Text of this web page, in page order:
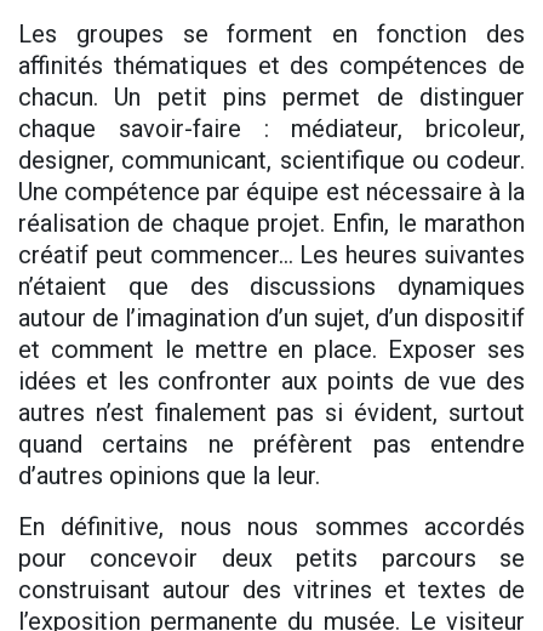
Les groupes se forment en fonction des
affinités thématiques et des compétences de
chacun. Un petit pins permet de distinguer
chaque savoir-faire : médiateur, bricoleur,
designer, communicant, scientifique ou codeur.
Une compétence par équipe est nécessaire à la
réalisation de chaque projet. Enfin, le marathon
créatif peut commencer... Les heures suivantes
n’étaient que des discussions dynamiques
autour de l’imagination d’un sujet, d’un dispositif
et comment le mettre en place. Exposer ses
idées et les confronter aux points de vue des
autres n’est finalement pas si évident, surtout
quand certains ne préfèrent pas entendre
d’autres opinions que la leur.
En définitive, nous nous sommes accordés
pour concevoir deux petits parcours se
construisant autour des vitrines et textes de
l’exposition permanente du musée. Le visiteur